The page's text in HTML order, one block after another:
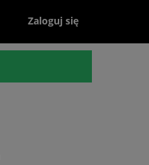
Zaloguj się